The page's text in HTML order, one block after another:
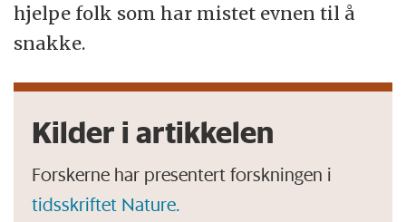
hjelpe folk som har mistet evnen til å
snakke.
Kilder i artikkelen
Forskerne har presentert forskningen i
tidsskriftet Nature.